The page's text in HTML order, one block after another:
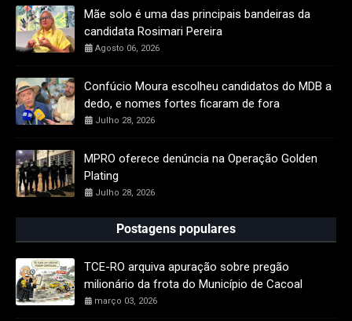
Mãe solo é uma das principais bandeiras da
candidata Rosimari Pereira
Agosto 06, 2026
Confúcio Moura escolheu candidatos do MDB a
dedo, e nomes fortes ficaram de fora
Julho 28, 2026
MPRO oferece denúncia na Operação Golden
Plating
Julho 28, 2026
Postagens populares
TCE-RO arquiva apuração sobre pregão
milionário da frota do Município de Cacoal
março 03, 2026